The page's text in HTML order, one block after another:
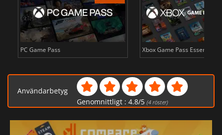
PC Game Pass Xbox Game Pass Essential
Användarbetyg
Genomnittligt : 4.8/5 (4röster)